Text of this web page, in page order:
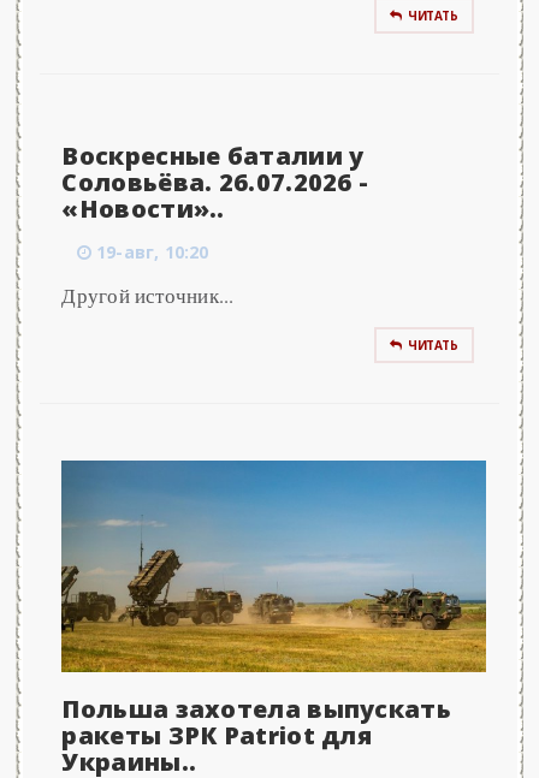
ЧИТАТЬ
Воскресные баталии у
Соловьёва. 26.07.2026 -
«Новости»..
19-авг, 10:20
Другой источник...
ЧИТАТЬ
Польша захотела выпускать
ракеты ЗРК Patriot для
Украины..